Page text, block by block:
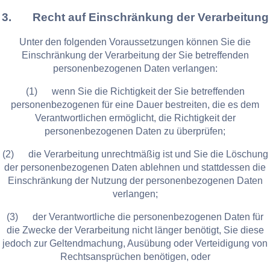
3. Recht auf Einschränkung der Verarbeitung
Unter den folgenden Voraussetzungen können Sie die
Einschränkung der Verarbeitung der Sie betreffenden
personenbezogenen Daten verlangen:
(1) wenn Sie die Richtigkeit der Sie betreffenden
personenbezogenen für eine Dauer bestreiten, die es dem
Verantwortlichen ermöglicht, die Richtigkeit der
personenbezogenen Daten zu überprüfen;
(2) die Verarbeitung unrechtmäßig ist und Sie die Löschung
der personenbezogenen Daten ablehnen und stattdessen die
Einschränkung der Nutzung der personenbezogenen Daten
verlangen;
(3) der Verantwortliche die personenbezogenen Daten für
die Zwecke der Verarbeitung nicht länger benötigt, Sie diese
jedoch zur Geltendmachung, Ausübung oder Verteidigung von
Rechtsansprüchen benötigen, oder